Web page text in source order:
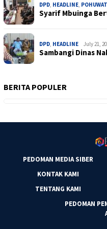
DPD HEADLINE
Syarif Mbuinga
DPD HEADLINE July 21,
Sambangi Dinas
BERITA POPULER
PEDOMAN MEDIA SIBER
KONTAK KAMI
TENTANG KAMI
PEDOMAN